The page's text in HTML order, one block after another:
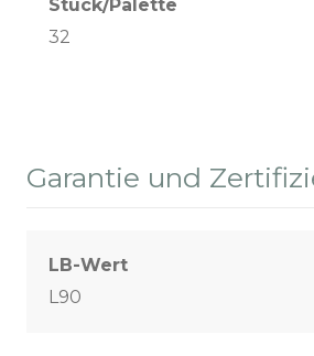
Stück/Palette
32
Garantie und
LB-Wert
L90